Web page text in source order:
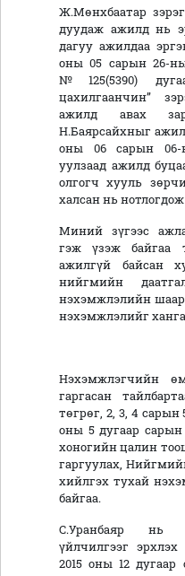
Ж.Мөнхбаатар
дуудаж ажилд нь
дагуу ажилдаа
оны 05 сарын 26-
№125(5390)
цахилгаанчин”
ажилд авах зар
Н.Баярсайхныг
оны 06 сарын 06-
уулзаад ажилд
олгогч хууль
халсан нь
Миний зүгээс
гэж үзэж байгаа
ажилгүй байсан
нийгмийн
нэхэмжлэлийн
нэхэмжлэлийг
Нэхэмжлэгчийн
гаргасан
төгрөг, 2, 3, 4 сарын
оны 5 дугаар
хоногийн цалин
гаргуулах,
хийлгэх тухай
байгаа.
С.Уранбаяр нь
үйлчилгээг
2015 оны 12